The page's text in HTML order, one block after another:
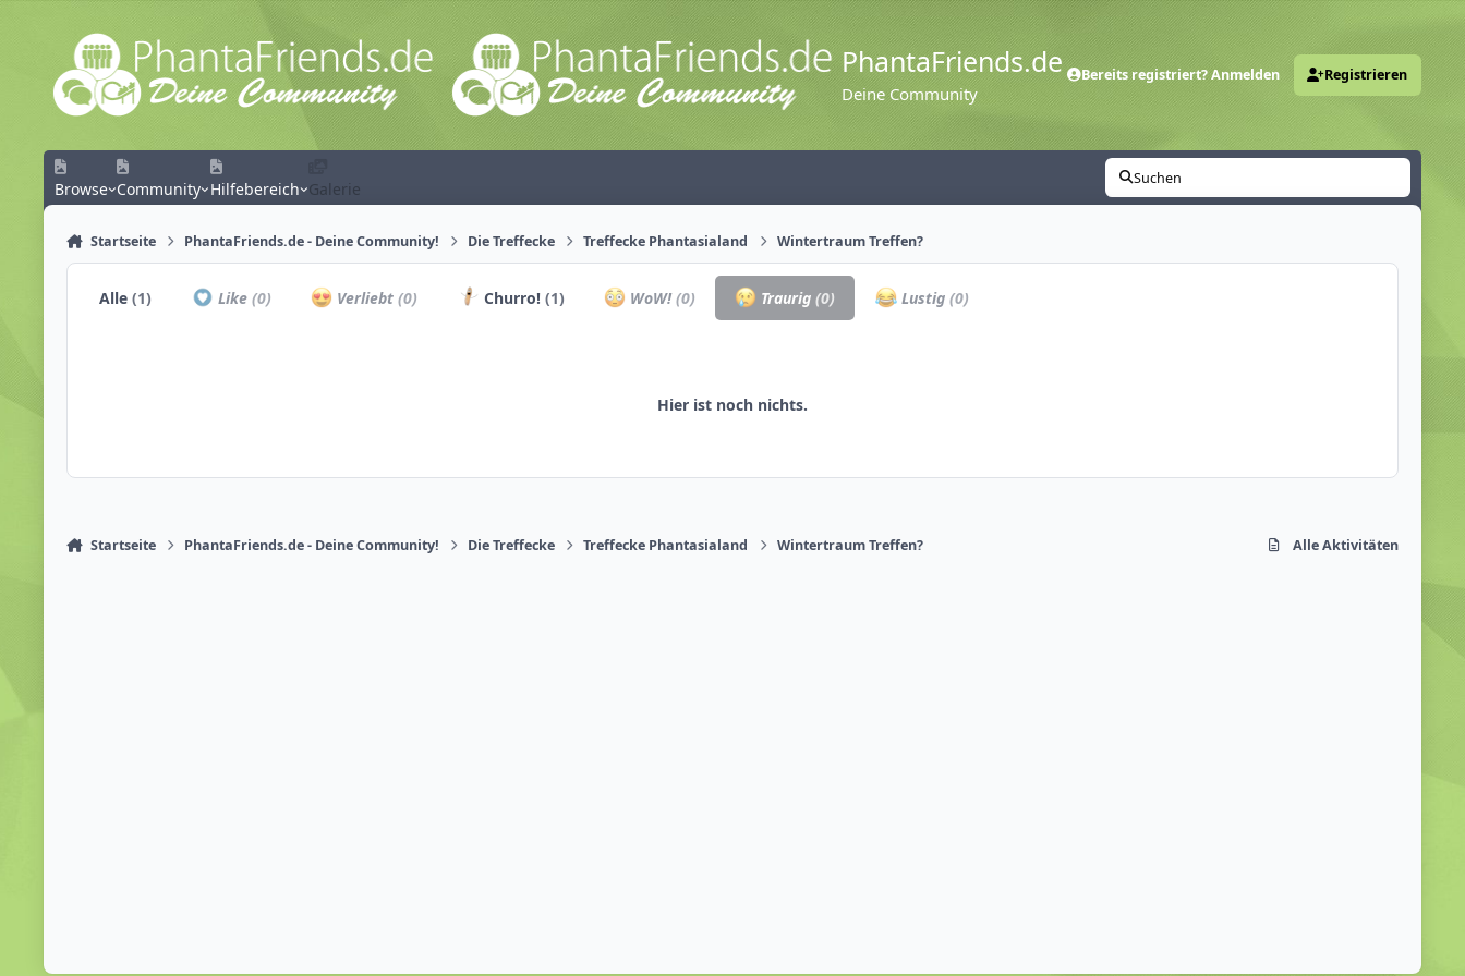
Zum Inhalt springen
PhantaFriends.de
Deine Community
Bereits registriert? Anmelden Registrieren
Browse Community Hilfebereich Galerie
Suchen
Startseite PhantaFriends.de - Deine Community! Die Treffecke Treffecke Phantasialand Wintertraum Treffen?
Alle(1) Like (0) Verliebt(0) Churro! (1) WoW!(0) Traurig(0) Lustig (0)
Hier ist noch nichts.
Startseite PhantaFriends.de - Deine Community! Die Treffecke Treffecke Phantasialand Wintertraum Treffen? Alle Aktivitäten